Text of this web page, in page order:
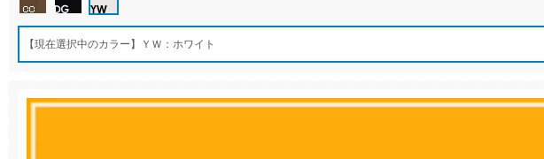
【現在選択中のカラー】ＹＷ：ホワイト